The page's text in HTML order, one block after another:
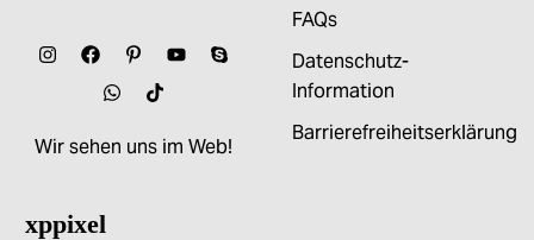
xppixel
FAQs
Datenschutz-
Information
Barrierefreiheitserklärung
Wir sehen uns im Web!